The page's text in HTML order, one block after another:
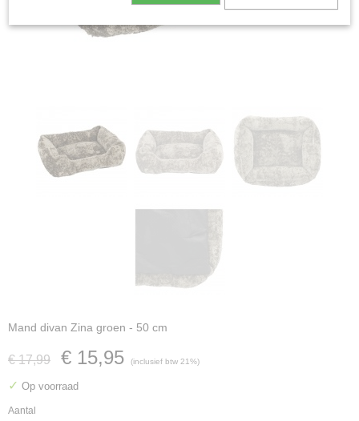
Mand divan Zina groen - 50 cm
€ 17,99 € 15,95 (inclusief btw 21%)
✓ Op voorraad
Aantal